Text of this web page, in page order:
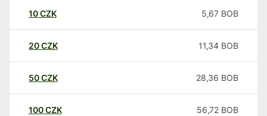
10CZK 5,67 BOB
20CZK 11,34 BOB
50CZK 28,36 BOB
100CZK 56,72 BOB